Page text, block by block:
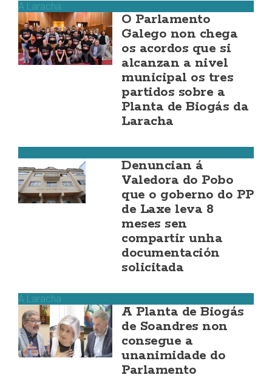
A Laracha
O Parlamento
Galego non chega
os acordos que si
alcanzan a nivel
municipal os tres
partidos sobre a
Planta de Biogás da
Laracha
Denuncian á
Valedora do Pobo
que o goberno do PP
de Laxe leva 8
meses sen
compartir unha
documentación
solicitada
A Laracha
A Planta de Biogás
de Soandres non
consegue a
unanimidade do
Parlamento